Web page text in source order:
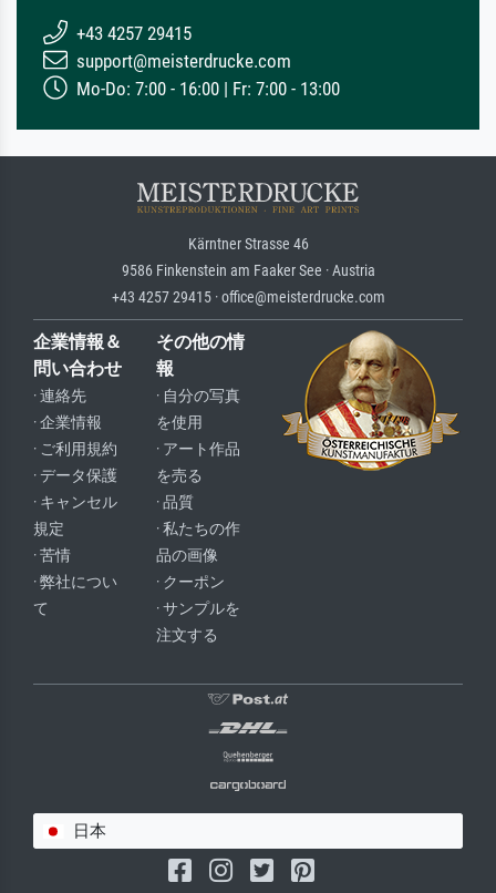
+43 4257 29415
support@meisterdrucke.com
Mo-Do: 7:00 - 16:00 | Fr: 7:00 - 13:00
Kärntner Strasse 46
9586 Finkenstein am Faaker See · Austria
+43 4257 29415 · office@meisterdrucke.com
企業情報＆
問い合わせ
· 連絡先
· 企業情報
· ご利用規約
· データ保護
· キャンセル
規定
· 苦情
· 弊社につい
て
その他の情
報
· 自分の写真
を使用
· アート作品
を売る
· 品質
· 私たちの作
品の画像
· クーポン
· サンプルを
注文する
日本